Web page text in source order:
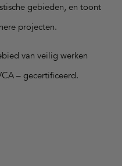
gebieden, en toont
projecten.
van veilig werken
– gecertificeerd.